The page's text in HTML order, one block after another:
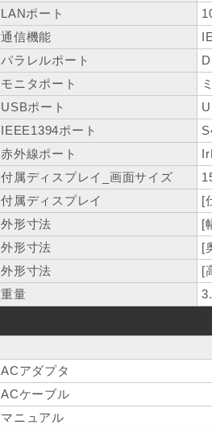
LANポート
通信機能
パラレルポート
モニタポート
USBポート
IEEE1394ポート
赤外線ポート
付属ディスプレイ_画面サイズ
付属ディスプレイ
[
外形寸法
[
外形寸法
[
外形寸法
[
重量
ACアダプタ
ACケーブル
マニュアル